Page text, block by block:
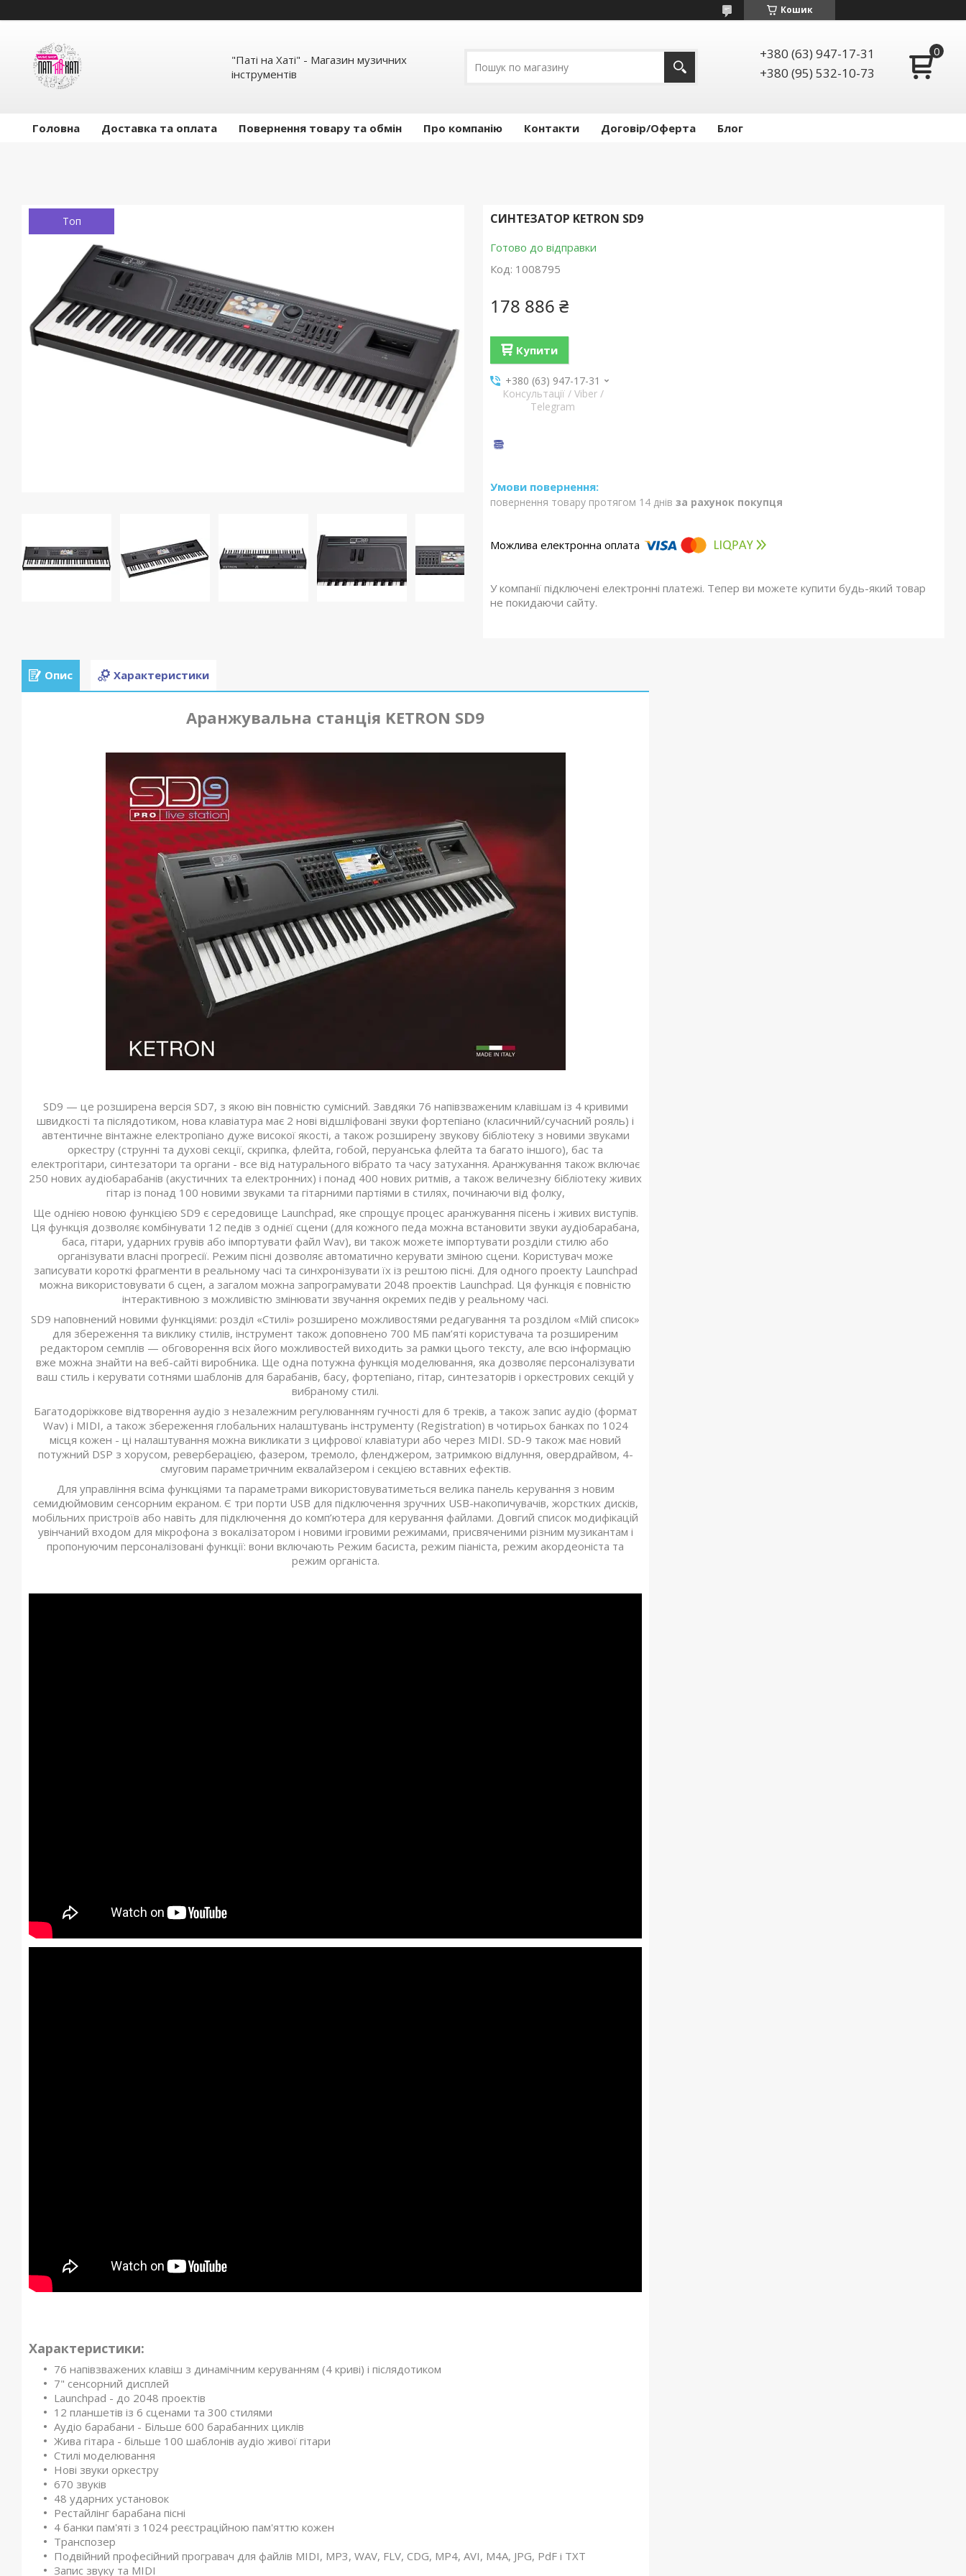
Кошик
"Паті на Хаті" - Магазин музичних
інструментів
+380 (63) 947-17-31
+380 (95) 532-10-73
Головна Доставка та оплата Повернення товару та обмін Про компанію Контакти Договір/Оферта Блог
Топ СИНТЕЗАТОР KETRON SD9
Готово до відправки
Код: 1008795
178 886 ₴
Купити
+380 (63) 947-17-31
Консультації / Viber /
Telegram
повернення товару протягом 14 днів за рахунок покупця
У компанії підключені електронні платежі. Тепер ви можете купити будь-який товар
не покидаючи сайту.
Опис Характеристики
Аранжувальна станція KETRON SD9
SD9 — це розширена версія SD7, з якою він повністю сумісний. Завдяки 76 напівзваженим клавішам із 4 кривими
швидкості та післядотиком, нова клавіатура має 2 нові відшліфовані звуки фортепіано (класичний/сучасний рояль) і
автентичне вінтажне електропіано дуже високої якості, а також розширену звукову бібліотеку з новими звуками
оркестру (струнні та духові секції, скрипка, флейта, гобой, перуанська флейта та багато іншого), бас та
електрогітари, синтезатори та органи - все від натурального вібрато та часу затухання. Аранжування також включає
250 нових аудіобарабанів (акустичних та електронних) і понад 400 нових ритмів, а також величезну бібліотеку живих
гітар із понад 100 новими звуками та гітарними партіями в стилях, починаючи від фолку,
Ще однією новою функцією SD9 є середовище Launchpad, яке спрощує процес аранжування пісень і живих виступів.
Ця функція дозволяє комбінувати 12 педів з однієї сцени (для кожного педа можна встановити звуки аудіобарабана,
баса, гітари, ударних грувів або імпортувати файл Wav), ви також можете імпортувати розділи стилю або
організувати власні прогресії. Режим пісні дозволяє автоматично керувати зміною сцени. Користувач може
записувати короткі фрагменти в реальному часі та синхронізувати їх із рештою пісні. Для одного проекту Launchpad
можна використовувати 6 сцен, а загалом можна запрограмувати 2048 проектів Launchpad. Ця функція є повністю
інтерактивною з можливістю змінювати звучання окремих педів у реальному часі.
SD9 наповнений новими функціями: розділ «Стилі» розширено можливостями редагування та розділом «Мій список»
для збереження та виклику стилів, інструмент також доповнено 700 МБ пам’яті користувача та розширеним
редактором семплів — обговорення всіх його можливостей виходить за рамки цього тексту, але всю інформацію
вже можна знайти на веб-сайті виробника. Ще одна потужна функція моделювання, яка дозволяє персоналізувати
ваш стиль і керувати сотнями шаблонів для барабанів, басу, фортепіано, гітар, синтезаторів і оркестрових секцій у
вибраному стилі.
Багатодоріжкове відтворення аудіо з незалежним регулюванням гучності для 6 треків, а також запис аудіо (формат
Wav) і MIDI, а також збереження глобальних налаштувань інструменту (Registration) в чотирьох банках по 1024
місця кожен - ці налаштування можна викликати з цифрової клавіатури або через MIDI. SD-9 також має новий
потужний DSP з хорусом, реверберацією, фазером, тремоло, фленджером, затримкою відлуння, овердрайвом, 4-
смуговим параметричним еквалайзером і секцією вставних ефектів.
Для управління всіма функціями та параметрами використовуватиметься велика панель керування з новим
семидюймовим сенсорним екраном. Є три порти USB для підключення зручних USB-накопичувачів, жорстких дисків,
мобільних пристроїв або навіть для підключення до комп’ютера для керування файлами. Довгий список модифікацій
увінчаний входом для мікрофона з вокалізатором і новими ігровими режимами, присвяченими різним музикантам і
пропонуючим персоналізовані функції: вони включають Режим басиста, режим піаніста, режим акордеоніста та
режим органіста.
Характеристики:
76 напівзважених клавіш з динамічним керуванням (4 криві) і післядотиком
7" сенсорний дисплей
Launchpad - до 2048 проектів
12 планшетів із 6 сценами та 300 стилями
Аудіо барабани - Більше 600 барабанних циклів
Жива гітара - більше 100 шаблонів аудіо живої гітари
Стилі моделювання
Нові звуки оркестру
670 звуків
48 ударних установок
Рестайлінг барабана пісні
4 банки пам'яті з 1024 реєстраційною пам'яттю кожен
Транспозер
Подвійний професійний програвач для файлів MIDI, MP3, WAV, FLV, CDG, MP4, AVI, M4A, JPG, PdF і TXT
Запис звуку та MIDI